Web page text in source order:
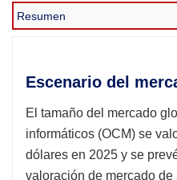
Escenario del
El tamaño del mercado
informáticos (OCM) se
dólares en 2025 y se
valoración de mercado